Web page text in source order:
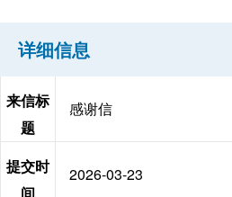
详细信息
来信标
题
感谢信
提交时
2026-03-23